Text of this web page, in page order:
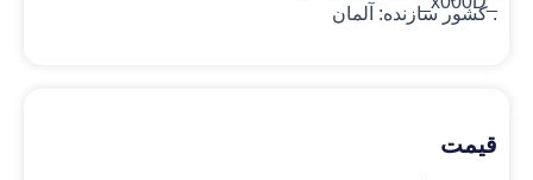
. کشور سازنده: آلمان
قیمت